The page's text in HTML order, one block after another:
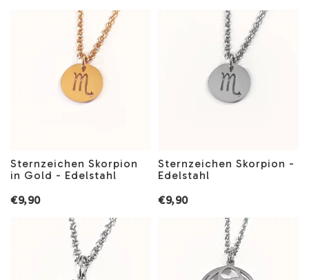
Sternzeichen Skorpion
in Gold - Edelstahl
€9,90
Sternzeichen Skorpion -
Edelstahl
€9,90